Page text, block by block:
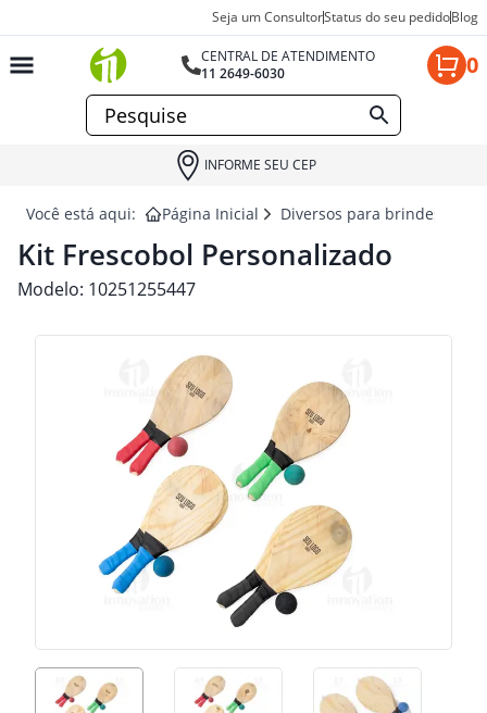
Seja um ConsultorStatus do seu pedidoBlog
CENTRAL DE ATENDIMENTO
11 2649-6030
0
INFORME SEU CEP
Você está aqui: Página Inicial Diversos para brindes
Kit Frescobol Personalizado
Modelo: 10251255447